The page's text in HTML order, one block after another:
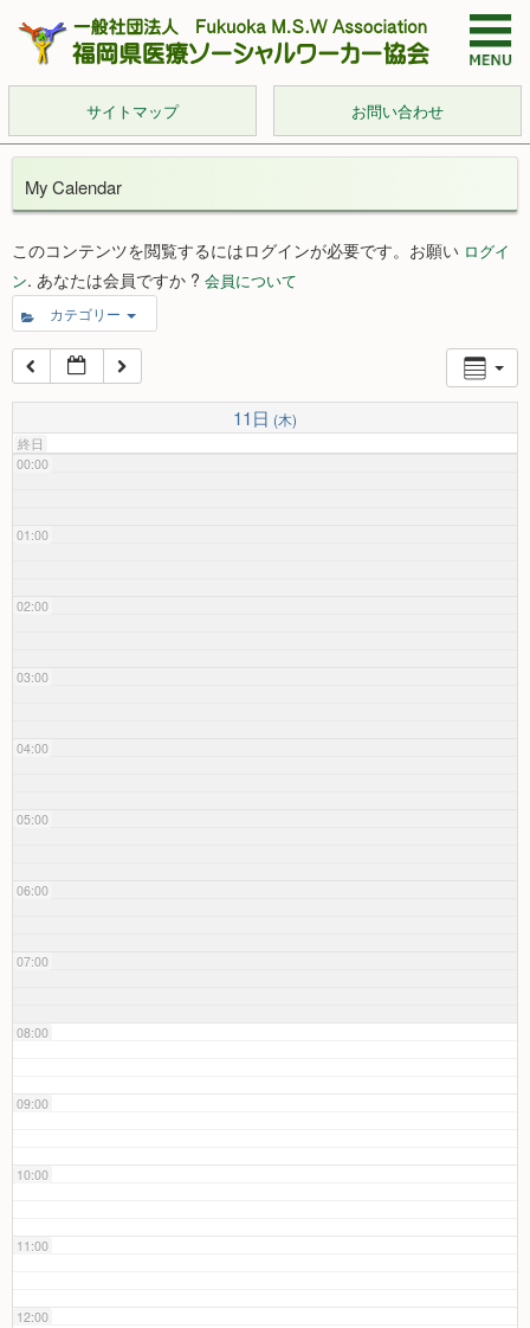
サイトマップ お問い合わせ
My Calendar
このコンテンツを閲覧するにはログインが必要です。お願い ログイ
ン. あなたは会員ですか ? 会員について
カテゴリー
11日 (木)
終日
00:00
01:00
02:00
03:00
04:00
05:00
06:00
07:00
08:00
09:00
10:00
11:00
12:00